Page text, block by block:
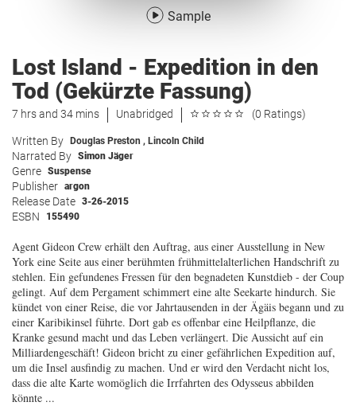
Sample
Lost Island - Expedition in den
Tod (Gekürzte Fassung)
7 hrs and 34 mins Unabridged (0 Ratings)
Written By Douglas Preston , Lincoln Child
Narrated By Simon Jäger
Genre Suspense
Publisher argon
Release Date 3-26-2015
ESBN 155490
Agent Gideon Crew erhält den Auftrag, aus einer Ausstellung in New
York eine Seite aus einer berühmten frühmittelalterlichen Handschrift zu
stehlen. Ein gefundenes Fressen für den begnadeten Kunstdieb - der Coup
gelingt. Auf dem Pergament schimmert eine alte Seekarte hindurch. Sie
kündet von einer Reise, die vor Jahrtausenden in der Ägäis begann und zu
einer Karibikinsel führte. Dort gab es offenbar eine Heilpflanze, die
Kranke gesund macht und das Leben verlängert. Die Aussicht auf ein
Milliardengeschäft! Gideon bricht zu einer gefährlichen Expedition auf,
um die Insel ausfindig zu machen. Und er wird den Verdacht nicht los,
dass die alte Karte womöglich die Irrfahrten des Odysseus abbilden
könnte ...